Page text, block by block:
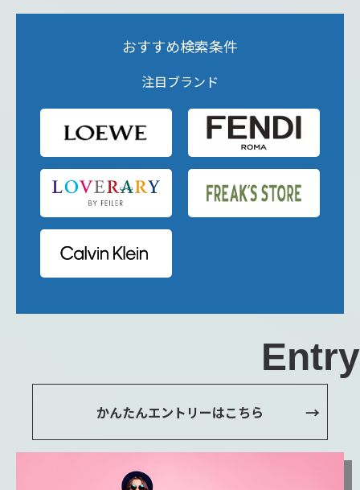
おすすめ検索条件
注目ブランド
Entry
かんたんエントリーはこちら